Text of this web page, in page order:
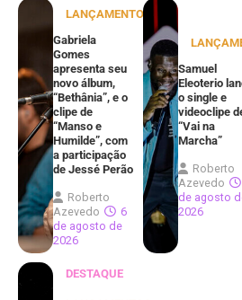
LANÇAMENTOS
Gabriela
Gomes
apresenta seu
novo álbum,
“Bethânia”, e o
clipe de
“Manso e
Humilde”, com
a participação
de Jessé Perão
Roberto
Azevedo
6
de agosto de
2026
Samuel
Eleoterio
o single e
videoclipe
“Vai na
Marcha”
Roberto
Azevedo
de agosto
2026
DESTAQUE